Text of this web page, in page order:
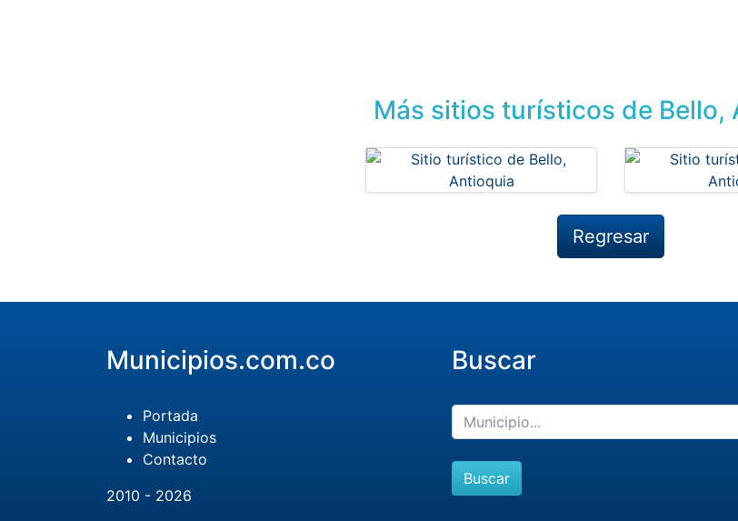
Más sitios turísticos de Bello,
Regresar
Municipios.com.co
Portada
Municipios
Contacto
2010 - 2026
Buscar
Buscar